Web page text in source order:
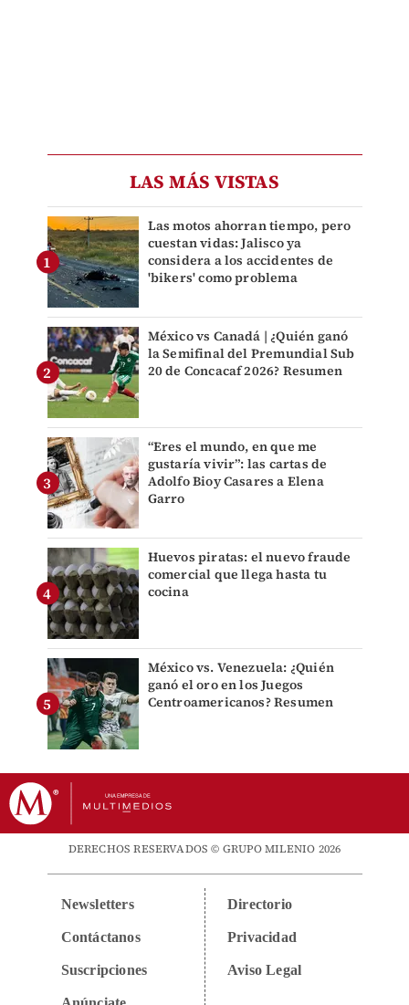
LAS MÁS VISTAS
Las motos ahorran tiempo, pero
cuestan vidas: Jalisco ya
considera a los accidentes de
'bikers' como problema
México vs Canadá | ¿Quién ganó
la Semifinal del Premundial Sub
20 de Concacaf 2026? Resumen
“Eres el mundo, en que me
gustaría vivir”: las cartas de
Adolfo Bioy Casares a Elena
Garro
Huevos piratas: el nuevo fraude
comercial que llega hasta tu
cocina
México vs. Venezuela: ¿Quién
ganó el oro en los Juegos
Centroamericanos? Resumen
DERECHOS RESERVADOS © GRUPO MILENIO 2026
Newsletters
Contáctanos
Suscripciones
Directorio
Privacidad
Aviso Legal